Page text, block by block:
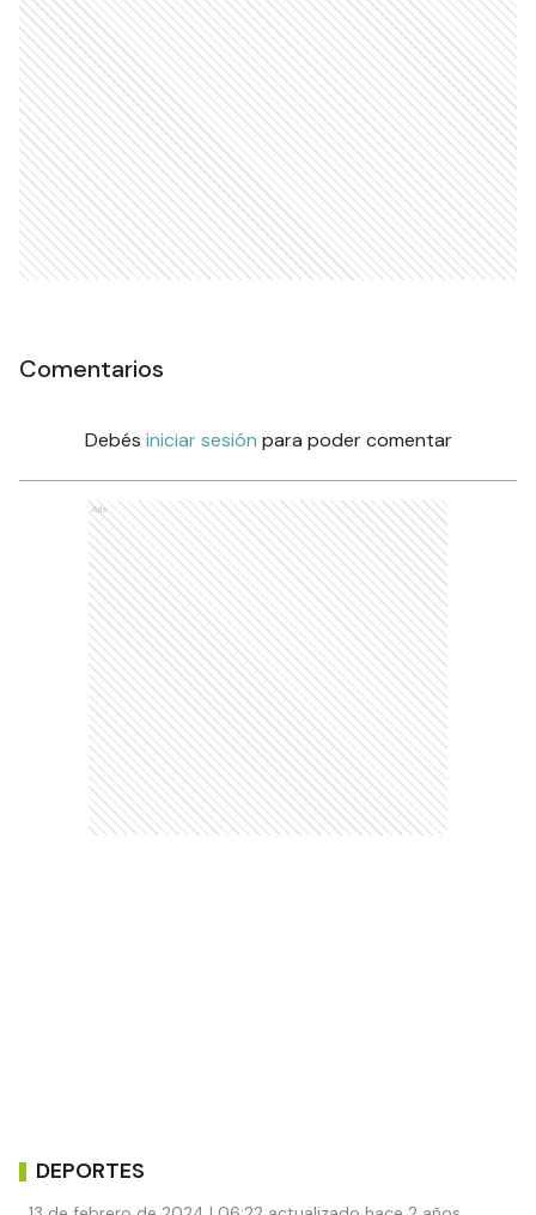
Comentarios
Debés iniciar sesión para poder comentar
Ads
DEPORTES